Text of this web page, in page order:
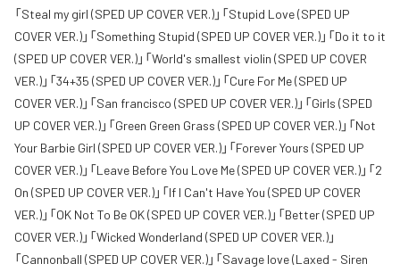
「Steal my girl (SPED UP COVER VER.)」「Stupid Love (SPED UP
COVER VER.)」「Something Stupid (SPED UP COVER VER.)」「Do it to it
(SPED UP COVER VER.)」「World's smallest violin (SPED UP COVER
VER.)」「34+35 (SPED UP COVER VER.)」「Cure For Me (SPED UP
COVER VER.)」「San francisco (SPED UP COVER VER.)」「Girls (SPED
UP COVER VER.)」「Green Green Grass (SPED UP COVER VER.)」「Not
Your Barbie Girl (SPED UP COVER VER.)」「Forever Yours (SPED UP
COVER VER.)」「Leave Before You Love Me (SPED UP COVER VER.)」「2
On (SPED UP COVER VER.)」「If I Can't Have You (SPED UP COVER
VER.)」「OK Not To Be OK (SPED UP COVER VER.)」「Better (SPED UP
COVER VER.)」「Wicked Wonderland (SPED UP COVER VER.)」
「Cannonball (SPED UP COVER VER.)」「Savage love (Laxed - Siren